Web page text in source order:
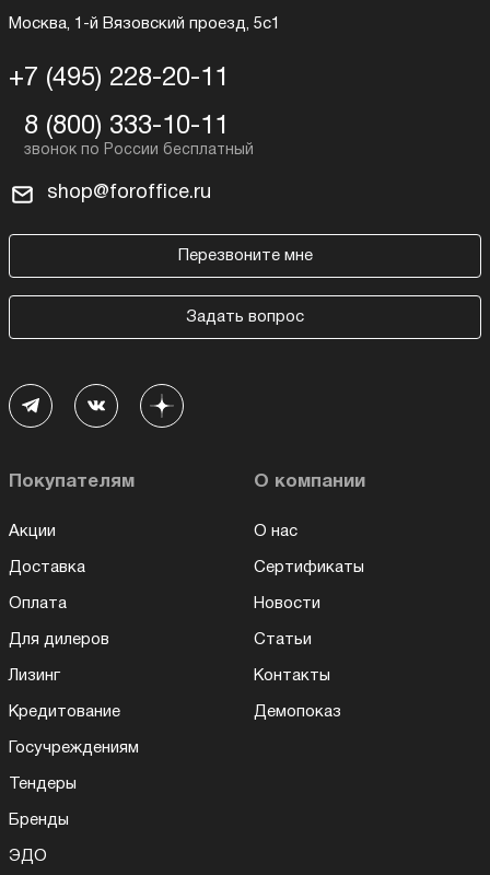
Москва, 1-й Вязовский проезд, 5с1
+7 (495) 228-20-11
8 (800) 333-10-11
shop@foroffice.ru
Перезвоните мне
Задать вопрос
Покупателям
Акции
Доставка
Оплата
Для дилеров
Лизинг
Кредитование
Госучреждениям
Тендеры
Бренды
ЭДО
О компании
О нас
Сертификаты
Новости
Статьи
Контакты
Демопоказ